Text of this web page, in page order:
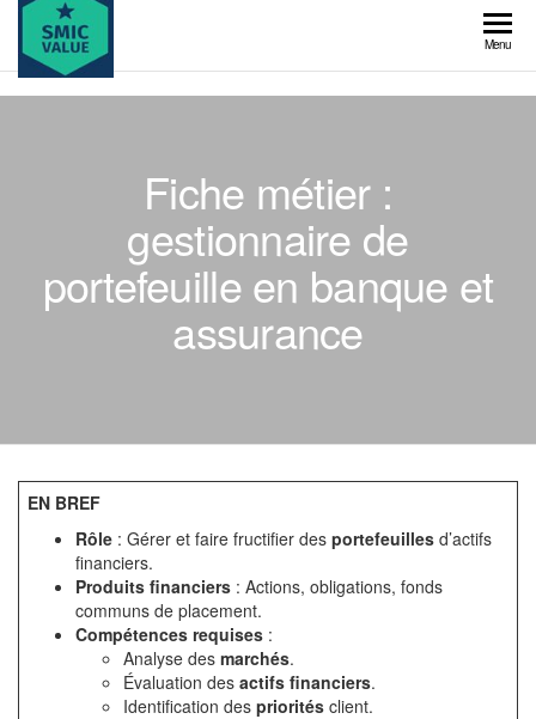
Skip
the
content
value
Menu
Fiche métier :
gestionnaire de
portefeuille en banque et
assurance
EN BREF
Rôle : Gérer et faire fructifier des portefeuilles d’actifs
financiers.
Produits financiers : Actions, obligations, fonds
communs de placement.
Compétences requises :
Analyse des marchés.
Évaluation des actifs financiers.
Identification des priorités client.